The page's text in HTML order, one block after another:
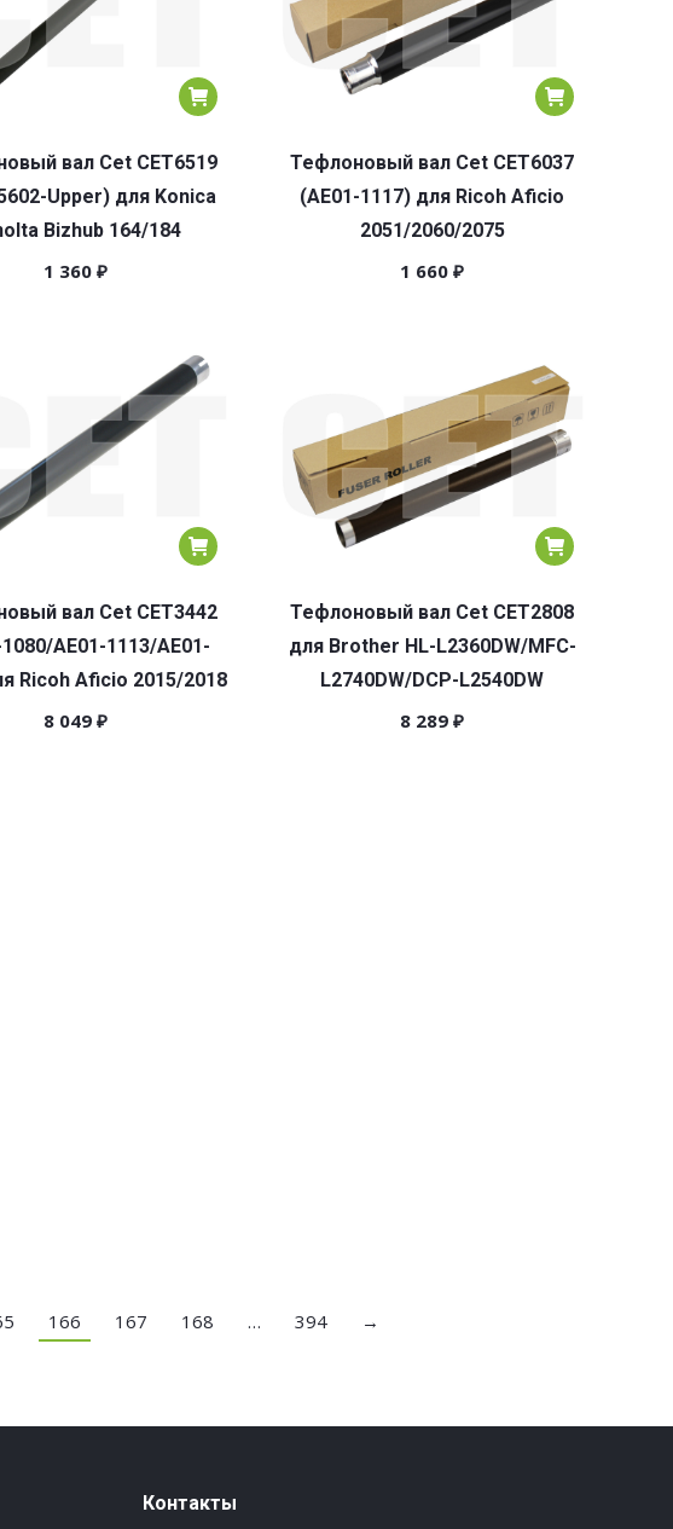
вал Cet CET6519
Upper) для Konica
Bizhub 164/184
1 360 ₽
Тефлоновый вал Cet CET6037
(AE01-1117) для Ricoh Aficio
2051/2060/2075
1 660 ₽
вал Cet CET3442
AE01-1113/AE01-
Ricoh Aficio 2015/2018
8 049 ₽
Тефлоновый вал Cet CET2808
для Brother HL-L2360DW/MFC-
L2740DW/DCP-L2540DW
8 289 ₽
166 167 168 … 394 →
Контакты